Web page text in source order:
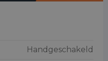
Handgeschakeld